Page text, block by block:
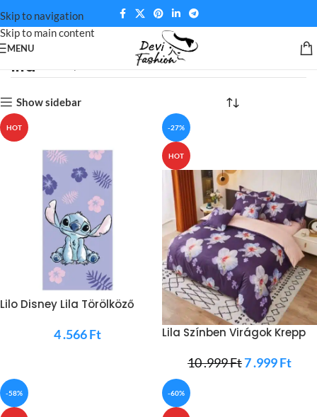
Skip to navigation
Skip to main content
MENU
lila Színek termék lila
Show sidebar
HOT
Lilo Disney Lila Törölköző
4 .566Ft
-27%
HOT
Lila Színben Virágok Krepp
10 .999Ft7 .999Ft
-58% -60%